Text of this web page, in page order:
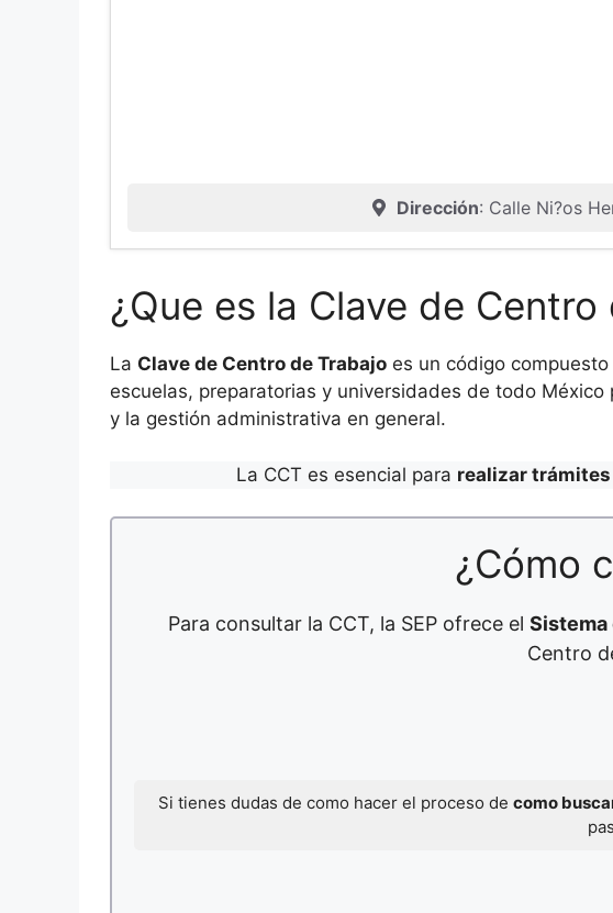
Dirección: Calle Ni?os
¿Que es la Clave de
La Clave de Centro de Trabajo es un código
escuelas, preparatorias y universidades de todo
y la gestión administrativa en general.
La CCT es esencial para realizar
¿Cómo
Para consultar la CCT, la SEP ofrece el Sistema
Centro
Si tienes dudas de como hacer el proceso de como